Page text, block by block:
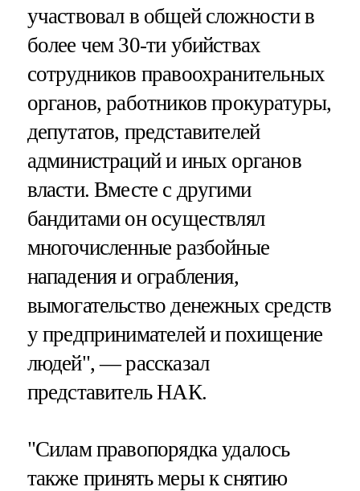
участвовал в общей сложности в
более чем 30-ти убийствах
сотрудников правоохранительных
органов, работников прокуратуры,
депутатов, представителей
администраций и иных органов
власти. Вместе с другими
бандитами он осуществлял
многочисленные разбойные
нападения и ограбления,
вымогательство денежных средств
у предпринимателей и похищение
людей", — рассказал
представитель НАК.
"Силам правопорядка удалось
также принять меры к снятию